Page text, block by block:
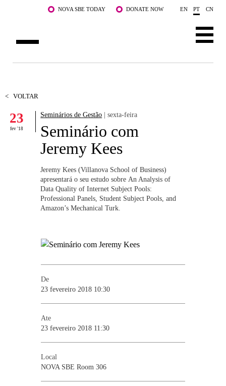
Saltar para o conteúdo principalNOVA SBE TODAY DONATE NOW EN PT CN
DOCENTES E INVESTIGAÇÃO
COMUNIDADE
WHAT'S HAPPENING
< VOLTAR
23
fev '18
Seminários de Gestão | sexta-feira
Seminário com
Jeremy Kees
Jeremy Kees (Villanova School of Business)
apresentará o seu estudo sobre An Analysis of
Data Quality of Internet Subject Pools:
Professional Panels, Student Subject Pools, and
Amazon’s Mechanical Turk.
De
23 fevereiro 2018 10:30
Ate
23 fevereiro 2018 11:30
Local
NOVA SBE Room 306